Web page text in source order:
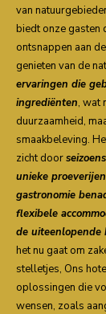
van
biedt onze gasten
ontsnappen aan
genieten van de
ervaringen die
ingrediënten, wat
duurzaamheid,
smaakbeleving.
zicht door
unieke
gastronomie
flexibele
de uiteenlopende
het nu gaat om
stelletjes, Ons
oplossingen die
wensen, zoals